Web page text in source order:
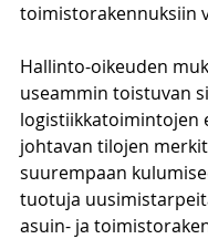
toimistorakennuksiin
Hallinto-oikeuden
useammin toistuvan
logistiikkatoimintojen
johtavan tilojen
suurempaan
tuotuja
asuin- ja